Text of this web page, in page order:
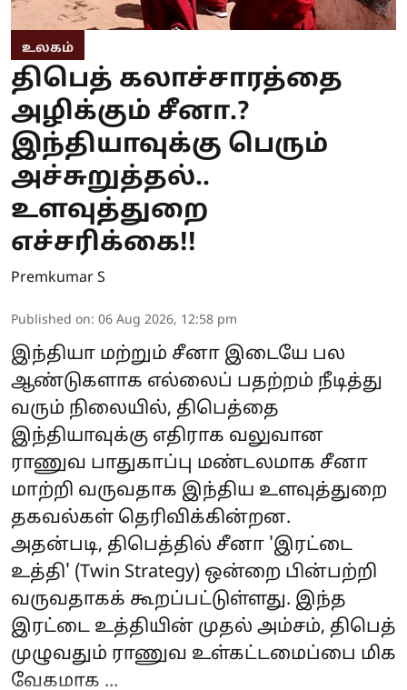
உலகம்
திபெத் கலாச்சாரத்தை
அழிக்கும் சீனா.?
இந்தியாவுக்கு பெரும்
அச்சுறுத்தல்..
உளவுத்துறை
எச்சரிக்கை!!
Premkumar S
Published on: 06 Aug 2026, 12:58 pm
இந்தியா மற்றும் சீனா இடையே பல
ஆண்டுகளாக எல்லைப் பதற்றம் நீடித்து
வரும் நிலையில், திபெத்தை
இந்தியாவுக்கு எதிராக வலுவான
ராணுவ பாதுகாப்பு மண்டலமாக சீனா
மாற்றி வருவதாக இந்திய உளவுத்துறை
தகவல்கள் தெரிவிக்கின்றன.
அதன்படி, திபெத்தில் சீனா 'இரட்டை
உத்தி' (Twin Strategy) ஒன்றை பின்பற்றி
வருவதாகக் கூறப்பட்டுள்ளது. இந்த
இரட்டை உத்தியின் முதல் அம்சம், திபெத்
முழுவதும் ராணுவ உள்கட்டமைப்பை மிக
வேகமாக ...